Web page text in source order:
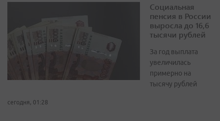
Социальная
пенсия в России
выросла до 16,6
тысячи рублей
За год выплата
увеличилась
примерно на
тысячу рублей
сегодня, 01:28